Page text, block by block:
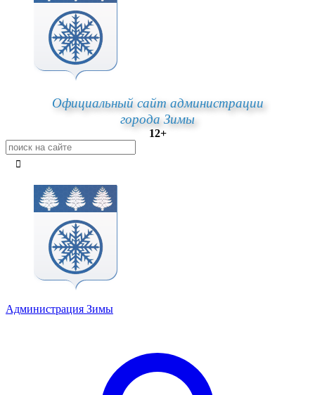
Официальный сайт администрации
города Зимы
12+
Администрация Зимы